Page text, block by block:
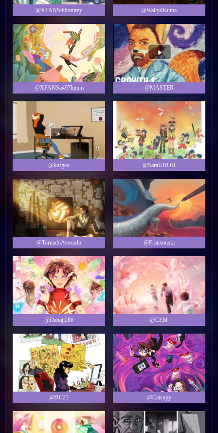
@XFANS60txmrey @WallydKuma
@XFANSa497hppm @MASTER
@kufgeo @SaraUHOH
@TornadoAvocado @Fransouski
@Danajj286 @CEM
@RC23 @Catsupy